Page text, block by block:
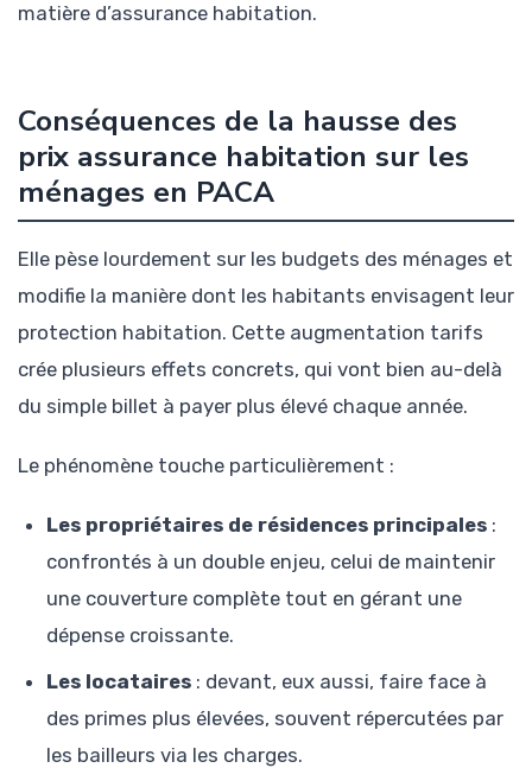
matière d’assurance habitation.
Conséquences de la hausse des
prix assurance habitation sur les
ménages en PACA
Elle pèse lourdement sur les budgets des ménages et
modifie la manière dont les habitants envisagent leur
protection habitation. Cette augmentation tarifs
crée plusieurs effets concrets, qui vont bien au-delà
du simple billet à payer plus élevé chaque année.
Le phénomène touche particulièrement :
Les propriétaires de résidences principales :
confrontés à un double enjeu, celui de maintenir
une couverture complète tout en gérant une
dépense croissante.
Les locataires : devant, eux aussi, faire face à
des primes plus élevées, souvent répercutées par
les bailleurs via les charges.